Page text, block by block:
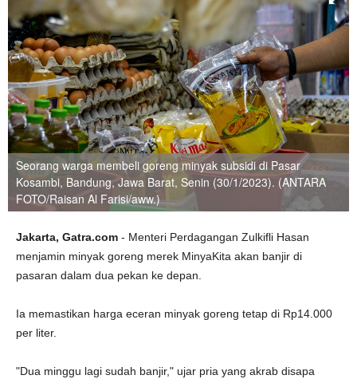
Seorang warga membeli goreng minyak subsidi di Pasar
Kosambi, Bandung, Jawa Barat, Senin (30/1/2023). (ANTARA
FOTO/Raisan Al Farisi/aww.)
Jakarta, Gatra.com - Menteri Perdagangan Zulkifli Hasan
menjamin minyak goreng merek MinyaKita akan banjir di
pasaran dalam dua pekan ke depan.
Ia memastikan harga eceran minyak goreng tetap di Rp14.000
per liter.
"Dua minggu lagi sudah banjir," ujar pria yang akrab disapa